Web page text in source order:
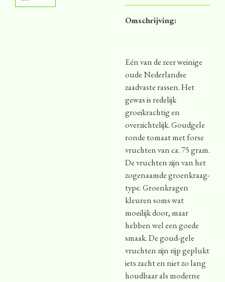
Omschrijving:
Eén van de zeer weinige
oude Nederlandse
zaadvaste rassen. Het
gewas is redelijk
groeikrachtig en
overzichtelijk. Goudgele
ronde tomaat met forse
vruchten van ca. 75 gram.
De vruchten zijn van het
zogenaamde groenkraag-
type. Groenkragen
kleuren soms wat
moeilijk door, maar
hebben wel een goede
smaak. De goud-gele
vruchten zijn rijp geplukt
iets zacht en niet zo lang
houdbaar als moderne